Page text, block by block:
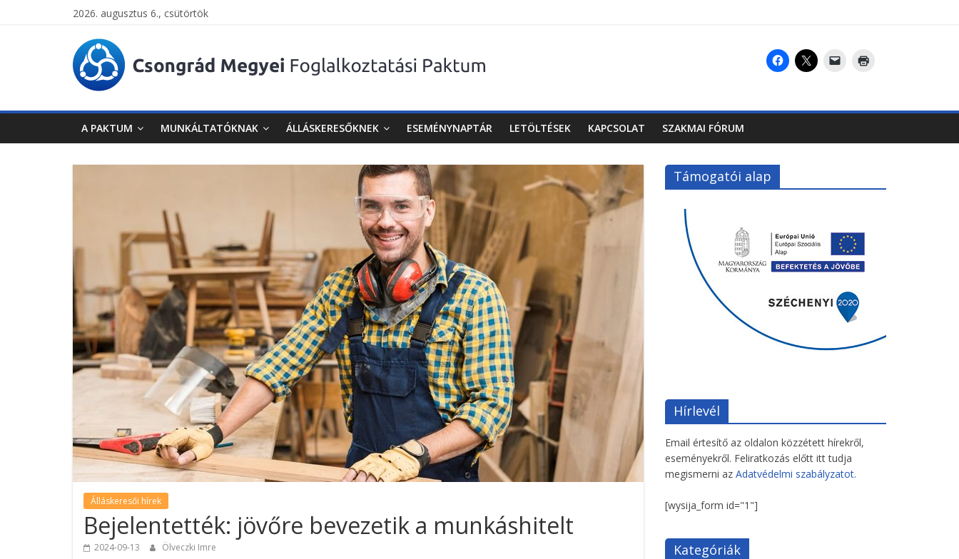
2026. augusztus 6., csütörtök
Csongrád
Megyei
Foglalkoztatási
Paktum
A PAKTUM MUNKÁLTATÓKNAK ÁLLÁSKERESŐKNEK ESEMÉNYNAPTÁR LETÖLTÉSEK KAPCSOLAT SZAKMAI FÓRUM
Álláskeresői hírek
Bejelentették: jövőre bevezetik a munkáshitelt
2024-09-13 Ölveczki Imre
Támogatói alap
Hírlevél
Email értesítő az oldalon közzétett hírekről,
eseményekről. Feliratkozás előtt itt tudja
megismerni az Adatvédelmi szabályzatot.
[wysija_form id="1"]
Kategóriák